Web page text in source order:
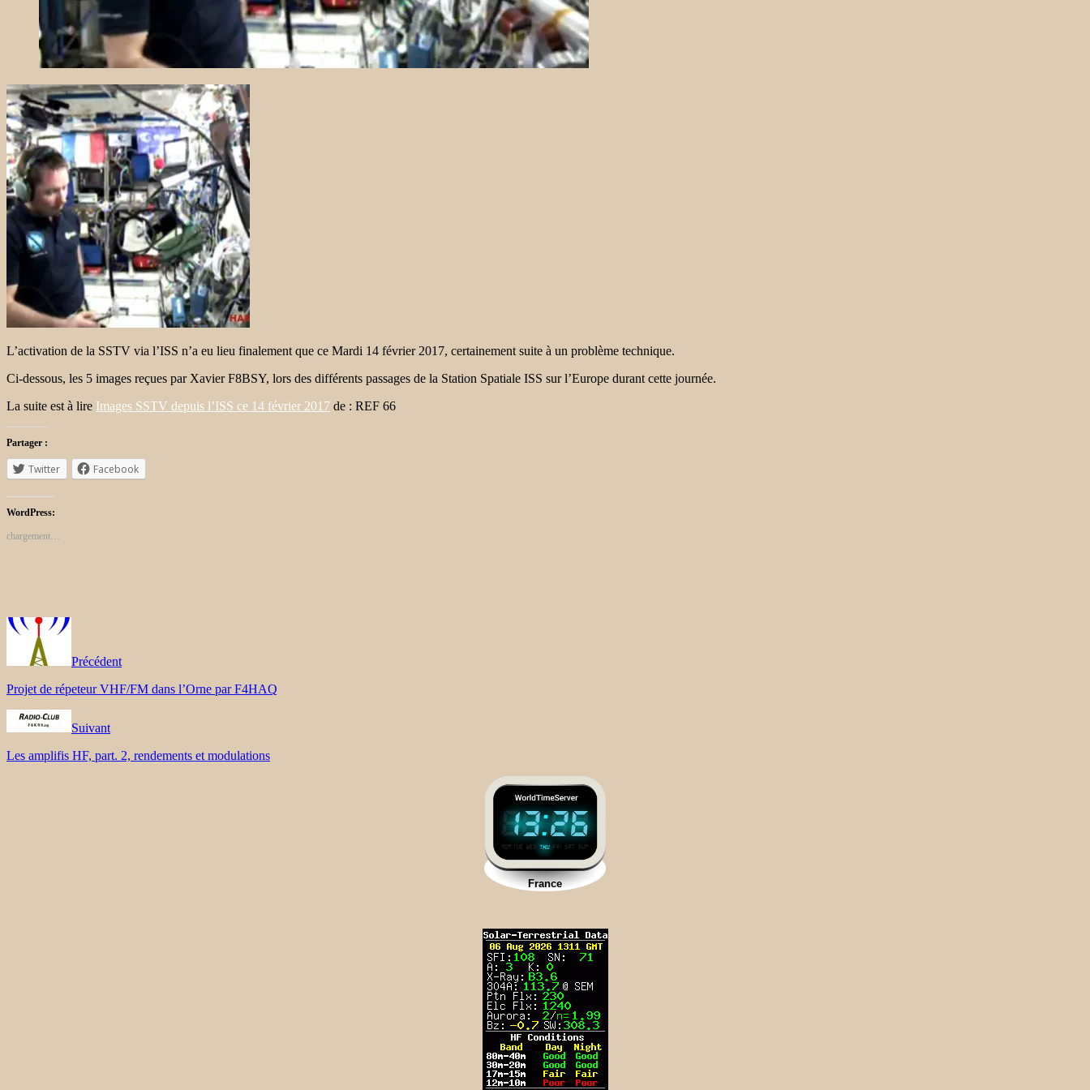
L’activation de la SSTV via l’ISS n’a eu lieu finalement que ce Mardi 14 février 2017, certainement suite à un problème technique.
Ci-dessous, les 5 images reçues par Xavier F8BSY, lors des différents passages de la Station Spatiale ISS sur l’Europe durant cette journée.
La suite est à lire Images SSTV depuis l’ISS ce 14 février 2017 de : REF 66
Partager :
Twitter Facebook
WordPress:
chargement…
Précédent
Projet de répeteur VHF/FM dans l’Orne par F4HAQ
Suivant
Les amplifis HF, part. 2, rendements et modulations